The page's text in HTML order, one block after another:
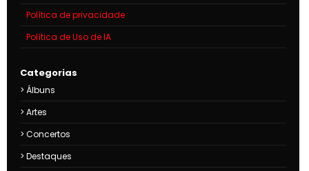
Política de privacidade
Política de Uso de IA
Categorias
Álbuns
Artes
Concertos
Destaques